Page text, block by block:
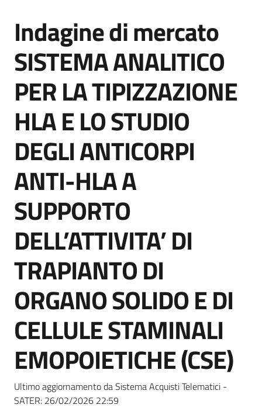
di
acquisto
Supporto
Piattaforme
telematiche
English
site
Seguici
su
Salta al contenuto
Indagine di mercato
SISTEMA ANALITICO
PER LA TIPIZZAZIONE
HLA E LO STUDIO
DEGLI ANTICORPI
ANTI-HLA A
SUPPORTO
DELL’ATTIVITA’ DI
TRAPIANTO DI
ORGANO SOLIDO E DI
CELLULE STAMINALI
EMOPOIETICHE (CSE)
Ultimo aggiornamento da Sistema Acquisti Telematici -
SATER: 26/02/2026 22:59